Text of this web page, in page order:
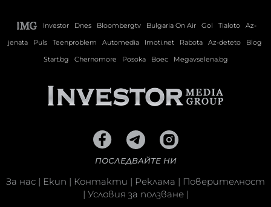
Investor Dnes Bloombergtv Bulgaria On Air Gol Tialoto
Az-
jenata
Puls Teenproblem Automedia Imoti.net Rabota Az-deteto
Blog
Start.bg
Chernomore Posoka Boec Megavselena.bg
ПОСЛЕДВАЙТЕ НИ
За нас | Екип | Контакти | Реклама | Поверителност
| Условия за ползване|